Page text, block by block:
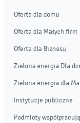
Oferta dla domu
Oferta dla Małych firm
Oferta dla Biznesu
Zielona energia Dla
Zielona energia dla
Instytucje publiczne
Podmioty